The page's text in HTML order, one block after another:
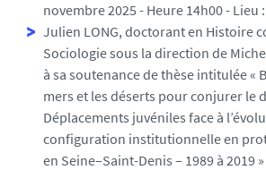
novembre 2025 - Heure 14h00 - Lieu
Julien LONG, doctorant en Histoire
Sociologie sous la direction de
à sa soutenance de thèse intitulée «
mers et les déserts pour conjurer le
Déplacements juvéniles face à
configuration institutionnelle en
en Seine–Saint-Denis – 1989 à 2019